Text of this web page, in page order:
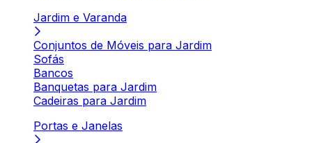
Jardim e Varanda
Conjuntos de Móveis para Jardim
Sofás
Bancos
Banquetas para Jardim
Cadeiras para Jardim
Portas e Janelas